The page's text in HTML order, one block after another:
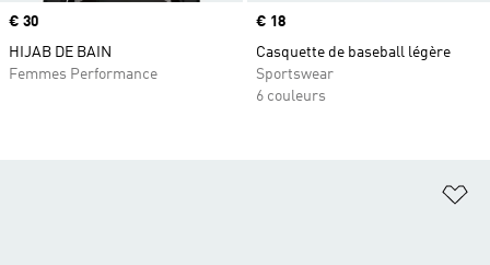
Prix
€ 30
HIJAB DE BAIN
Femmes Performance
Prix
€ 18
Casquette de baseball légère
Sportswear
6 couleurs